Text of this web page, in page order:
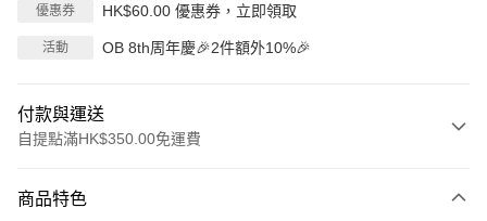
優惠券 HK$60.00 優惠券，立即領取
活動 OB 8th周年慶🎉2件額外10%🎉
付款與運送
自提點滿HK$350.00免運費
信用卡
商品特色